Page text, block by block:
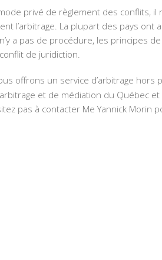
privé de règlement des conflits,
l’arbitrage. La plupart des pays
a pas de procédure, les principes
de juridiction.
offrons un service d’arbitrage hors
et de médiation du Québec
pas à contacter Me Yannick Morin